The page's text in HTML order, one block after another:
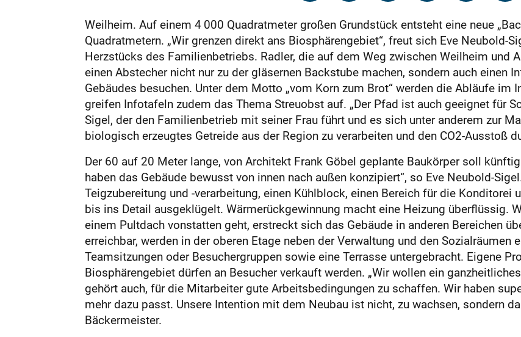
Weilheim. Auf einem 4 000 Quadratmeter großen Grundstück entsteht eine neue
Quadratmetern. „Wir grenzen direkt ans Biosphärengebiet“, freut sich Eve Neubold-
Herzstücks des Familienbetriebs. Radler, die auf dem Weg zwischen Weilheim und
einen Abstecher nicht nur zu der gläsernen Backstube machen, sondern auch einen
Gebäudes besuchen. Unter dem Motto „vom Korn zum Brot“ werden die Abläufe im
greifen Infotafeln zudem das Thema Streuobst auf. „Der Pfad ist auch geeignet für
Sigel, der den Familienbetrieb mit seiner Frau führt und es sich unter anderem zur
biologisch erzeugtes Getreide aus der Region zu verarbeiten und den CO2-Ausstoß
Der 60 auf 20 Meter lange, von Architekt Frank Göbel geplante Baukörper soll
haben das Gebäude bewusst von innen nach außen konzipiert“, so Eve Neubold-
Teigzubereitung und -verarbeitung, einen Kühlblock, einen Bereich für die Konditorei
bis ins Detail ausgeklügelt. Wärmerückgewinnung macht eine Heizung überflüssig.
einem Pultdach vonstatten geht, erstreckt sich das Gebäude in anderen Bereichen
erreichbar, werden in der oberen Etage neben der Verwaltung und den Sozialräumen
Teamsitzungen oder Besuchergruppen sowie eine Terrasse untergebracht. Eigene
Biosphärengebiet dürfen an Besucher verkauft werden. „Wir wollen ein
gehört auch, für die Mitarbeiter gute Arbeitsbedingungen zu schaffen. Wir haben
mehr dazu passt. Unsere Intention mit dem Neubau ist nicht, zu wachsen, sondern
Bäckermeister.